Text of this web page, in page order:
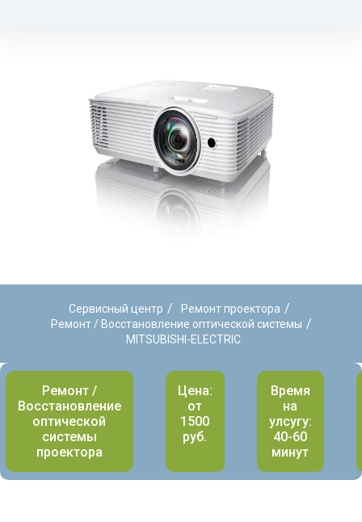
Сервисный центр / Ремонт проектора /
Ремонт / Восстановление оптической системы /
MITSUBISHI-ELECTRIC
Ремонт /
Восстановление
оптической
системы
проектора
Цена:
от
1500
руб.
Время
на
улсугу:
40-60
минут